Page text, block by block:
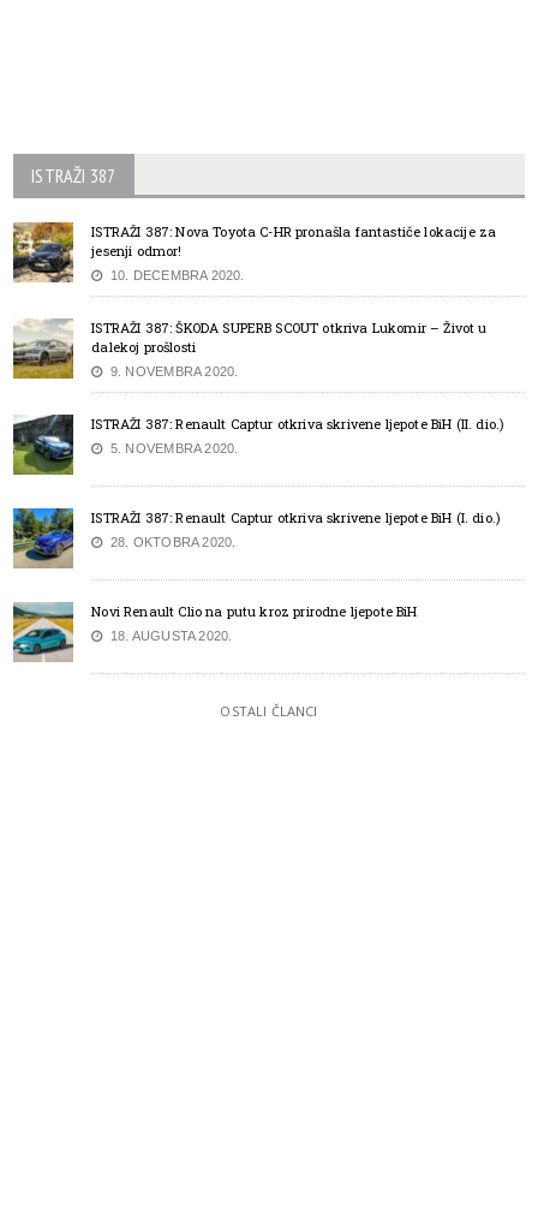
ISTRAŽI 387
ISTRAŽI 387: Nova Toyota C-HR pronašla fantastiče lokacije za
jesenji odmor!
10. DECEMBRA 2020.
ISTRAŽI 387: ŠKODA SUPERB SCOUT otkriva Lukomir – Život u
dalekoj prošlosti
9. NOVEMBRA 2020.
ISTRAŽI 387: Renault Captur otkriva skrivene ljepote BiH (II. dio.)
5. NOVEMBRA 2020.
ISTRAŽI 387: Renault Captur otkriva skrivene ljepote BiH (I. dio.)
28. OKTOBRA 2020.
Novi Renault Clio na putu kroz prirodne ljepote BiH
18. AUGUSTA 2020.
OSTALI ČLANCI